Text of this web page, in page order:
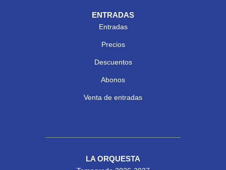
ENTRADAS
Entradas
Precios
Descuentos
Abonos
Venta de entradas
LA ORQUESTA